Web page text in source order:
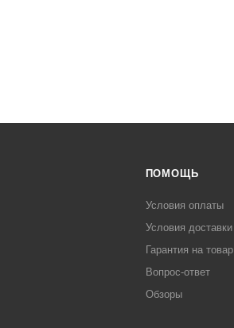
ПОМОЩЬ
Условия оплаты
Условия доставки
Гарантия на товар
Вопрос-ответ
Обзоры